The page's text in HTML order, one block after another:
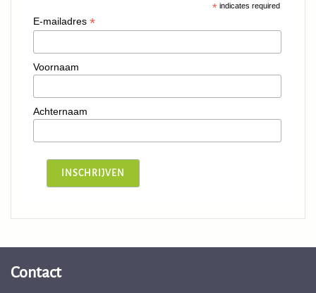
* indicates required
E-mailadres*
Voornaam
Achternaam
Contact